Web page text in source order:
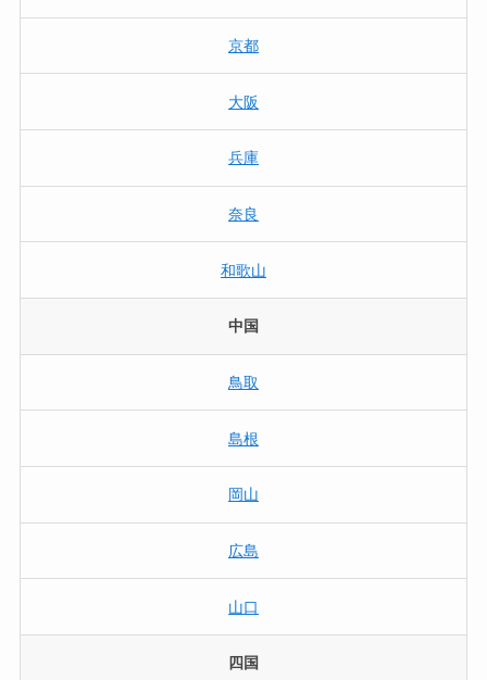
京都
大阪
兵庫
奈良
和歌山
中国
鳥取
島根
岡山
広島
山口
四国